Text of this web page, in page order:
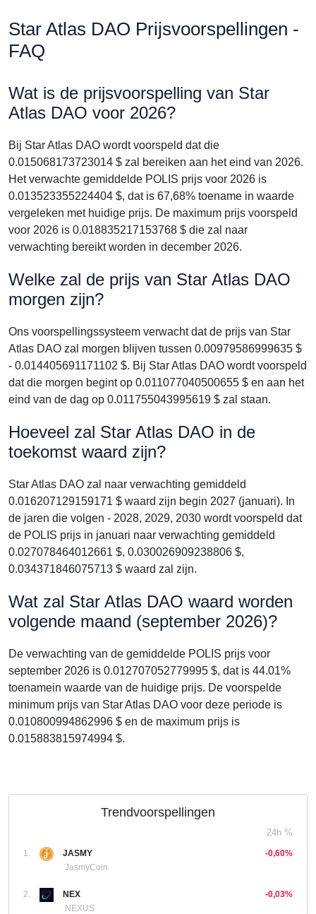
Star Atlas DAO Prijsvoorspellingen -
FAQ
Wat is de prijsvoorspelling van Star
Atlas DAO voor 2026?
Bij Star Atlas DAO wordt voorspeld dat die
0.015068173723014 $ zal bereiken aan het eind van 2026.
Het verwachte gemiddelde POLIS prijs voor 2026 is
0.013523355224404 $, dat is 67,68% toename in waarde
vergeleken met huidige prijs. De maximum prijs voorspeld
voor 2026 is 0.018835217153768 $ die zal naar
verwachting bereikt worden in december 2026.
Welke zal de prijs van Star Atlas DAO
morgen zijn?
Ons voorspellingssysteem verwacht dat de prijs van Star
Atlas DAO zal morgen blijven tussen 0.00979586999635 $
- 0.014405691171102 $. Bij Star Atlas DAO wordt voorspeld
dat die morgen begint op 0.011077040500655 $ en aan het
eind van de dag op 0.011755043995619 $ zal staan.
Hoeveel zal Star Atlas DAO in de
toekomst waard zijn?
Star Atlas DAO zal naar verwachting gemiddeld
0.016207129159171 $ waard zijn begin 2027 (januari). In
de jaren die volgen - 2028, 2029, 2030 wordt voorspeld dat
de POLIS prijs in januari naar verwachting gemiddeld
0.027078464012661 $, 0.030026909238806 $,
0.034371846075713 $ waard zal zijn.
Wat zal Star Atlas DAO waard worden
volgende maand (september 2026)?
De verwachting van de gemiddelde POLIS prijs voor
september 2026 is 0.012707052779995 $, dat is 44.01%
toenamein waarde van de huidige prijs. De voorspelde
minimum prijs van Star Atlas DAO voor deze periode is
0.010800994862996 $ en de maximum prijs is
0.015883815974994 $.
Trendvoorspellingen
24h %
1.
JASMY
JasmyCoin
-0,60%
2.
NEX
NEXUS
-0,03%